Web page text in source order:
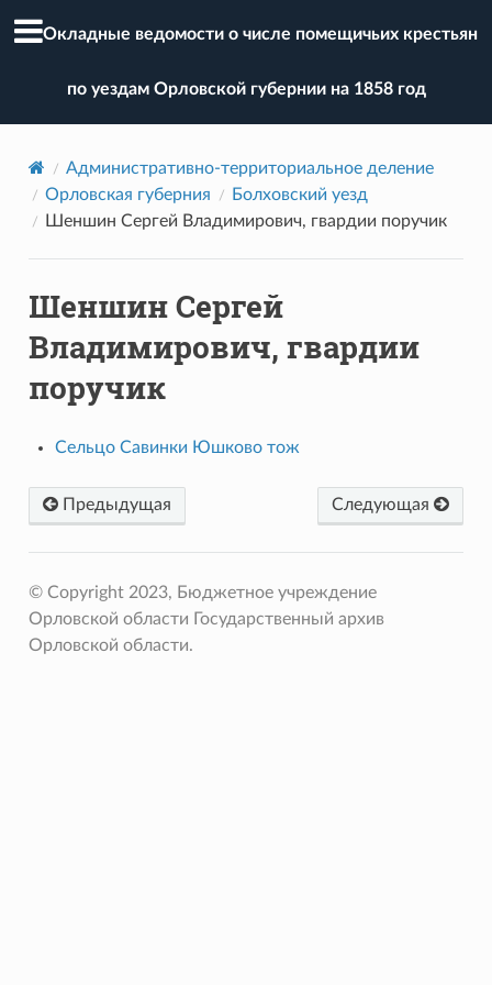
Окладные ведомости о числе помещичьих крестьян
по уездам Орловской губернии на 1858 год
Административно-территориальное деление
Орловская губерния
Болховский уезд
Шеншин Сергей Владимирович, гвардии поручик
Шеншин Сергей
Владимирович, гвардии
поручик
Сельцо Савинки Юшково тож
Предыдущая Следующая
© Copyright 2023, Бюджетное учреждение
Орловской области Государственный архив
Орловской области.